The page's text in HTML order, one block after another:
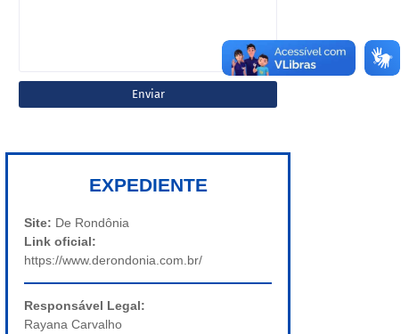
EXPEDIENTE
Site: De Rondônia
Link oficial:
https://www.derondonia.com.br/
Responsável Legal:
Rayana Carvalho